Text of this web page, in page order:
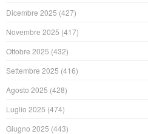
Dicembre 2025 (427)
Novembre 2025 (417)
Ottobre 2025 (432)
Settembre 2025 (416)
Agosto 2025 (428)
Luglio 2025 (474)
Giugno 2025 (443)